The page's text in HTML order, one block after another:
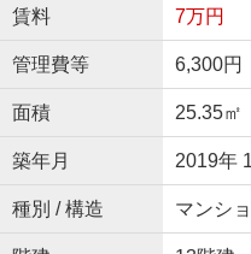
賃料 7万円
管理費等 6,300円
面積 25.35㎡
築年月 2019年
種別 / 構造 マンシ